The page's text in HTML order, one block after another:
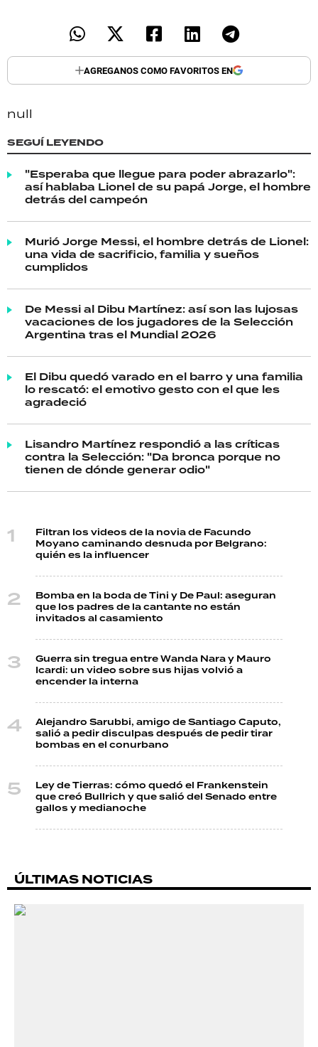
AGREGANOS COMO FAVORITOS EN
null
SEGUÍ LEYENDO
"Esperaba que llegue para poder abrazarlo":
así hablaba Lionel de su papá Jorge, el hombre
detrás del campeón
Murió Jorge Messi, el hombre detrás de Lionel:
una vida de sacrificio, familia y sueños
cumplidos
De Messi al Dibu Martínez: así son las lujosas
vacaciones de los jugadores de la Selección
Argentina tras el Mundial 2026
El Dibu quedó varado en el barro y una familia
lo rescató: el emotivo gesto con el que les
agradeció
Lisandro Martínez respondió a las críticas
contra la Selección: "Da bronca porque no
tienen de dónde generar odio"
Filtran los videos de la novia de Facundo
Moyano caminando desnuda por Belgrano:
quién es la influencer
Bomba en la boda de Tini y De Paul: aseguran
que los padres de la cantante no están
invitados al casamiento
Guerra sin tregua entre Wanda Nara y Mauro
Icardi: un video sobre sus hijas volvió a
encender la interna
Alejandro Sarubbi, amigo de Santiago Caputo,
salió a pedir disculpas después de pedir tirar
bombas en el conurbano
Ley de Tierras: cómo quedó el Frankenstein
que creó Bullrich y que salió del Senado entre
gallos y medianoche
ÚLTIMAS NOTICIAS